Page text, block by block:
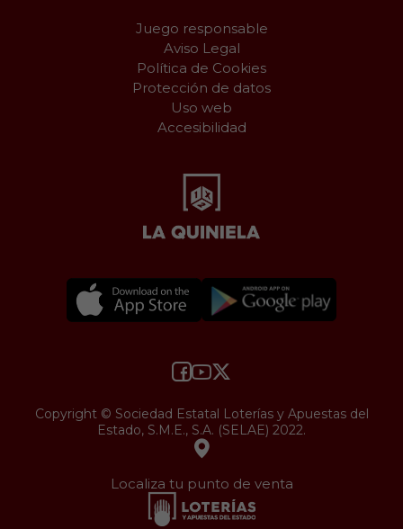
Juego responsable
Aviso Legal
Política de Cookies
Protección de datos
Uso web
Accesibilidad
Copyright © Sociedad Estatal Loterías y Apuestas del
Estado, S.M.E., S.A. (SELAE) 2022.
Localiza tu punto de venta